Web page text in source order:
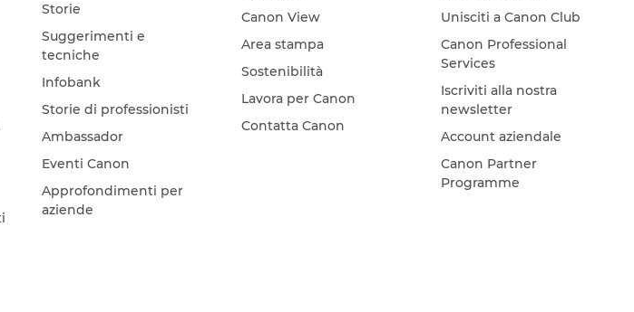
Storie
Suggerimenti e
tecniche
Infobank
Storie di professionisti
Ambassador
Eventi Canon
Approfondimenti per
aziende
Canon View
Area stampa
Sostenibilità
Lavora per Canon
Contatta Canon
Unisciti a Canon Club
Canon Professional
Services
Iscriviti alla nostra
newsletter
Account aziendale
Canon Partner
Programme